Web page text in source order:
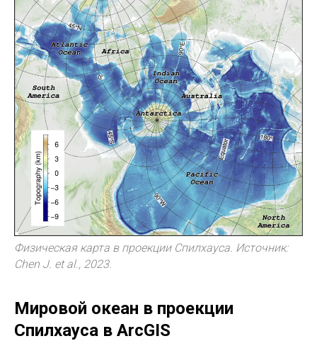
Физическая карта в проекции Спилхауса. Источник:
Chen J. et al., 2023.
Мировой океан в проекции
Спилхауса в ArcGIS